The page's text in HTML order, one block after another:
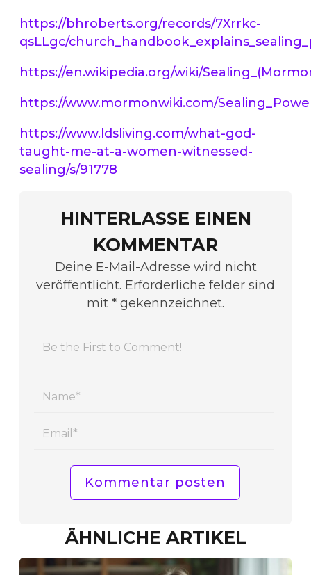
https://bhroberts.org/records/7Xrrkc-
qsLLgc/
https://en.wikipedia.org/wiki/
https://www.mormonwiki.com/
https://www.ldsliving.com/what-god-
taught-me-at-a-women-witnessed-
sealing/s/91778
HINTERLASSE EINEN
KOMMENTAR
Deine E-Mail-Adresse wird nicht
veröffentlicht. Erforderliche felder sind
mit * gekennzeichnet.
ÄHNLICHE ARTIKEL